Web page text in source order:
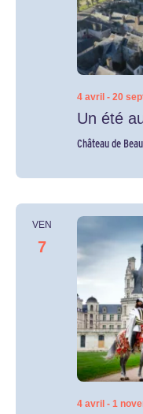
4 avril- 20
Un été
Château de
VEN
7
4 avril - 1